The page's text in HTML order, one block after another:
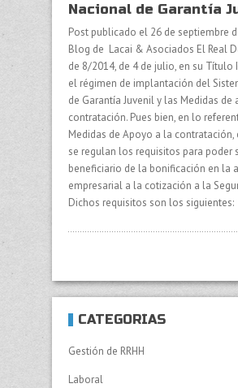
Nacional de Garantía
Post publicado el 26 de septiembre
Blog de Lacai & Asociados El Real
de 8/2014, de 4 de julio, en su Título
el régimen de implantación del
de Garantía Juvenil y las Medidas de
contratación. Pues bien, en lo
Medidas de Apoyo a la contratación,
se regulan los requisitos para poder
beneficiario de la bonificación en la
empresarial a la cotización a la
Dichos requisitos son los siguientes:
CATEGORÍAS
Gestión de RRHH
Laboral